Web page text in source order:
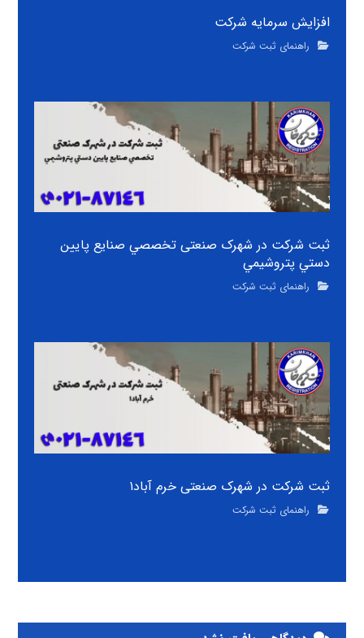
افزایش سرمایه شرکت
راهنمای ثبت شرکت
ثبت شرکت در شهرک صنعتی تخصصي صنايع پايين
دستي پتروشيمي
راهنمای ثبت شرکت
ثبت شرکت در شهرک صنعتی خرم آباد۱
راهنمای ثبت شرکت